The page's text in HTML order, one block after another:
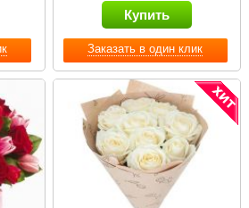
Заказать в один клик
Купить